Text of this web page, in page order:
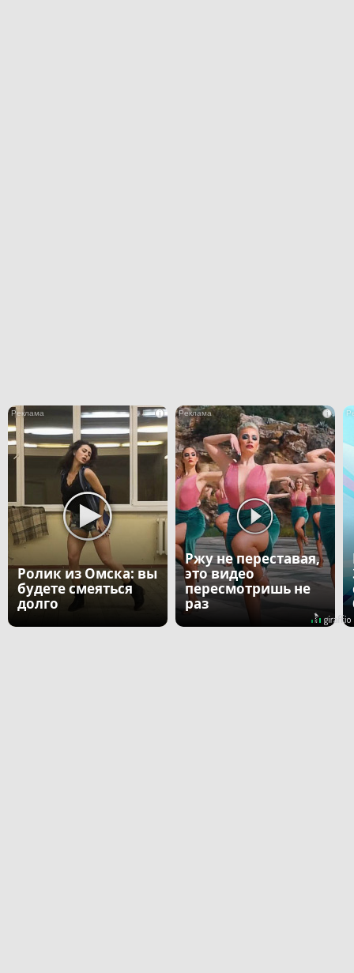
i
Ролик из Омска: вы
будете смеяться
долго
i
Ржу не переставая,
это видео
пересмотришь не
раз